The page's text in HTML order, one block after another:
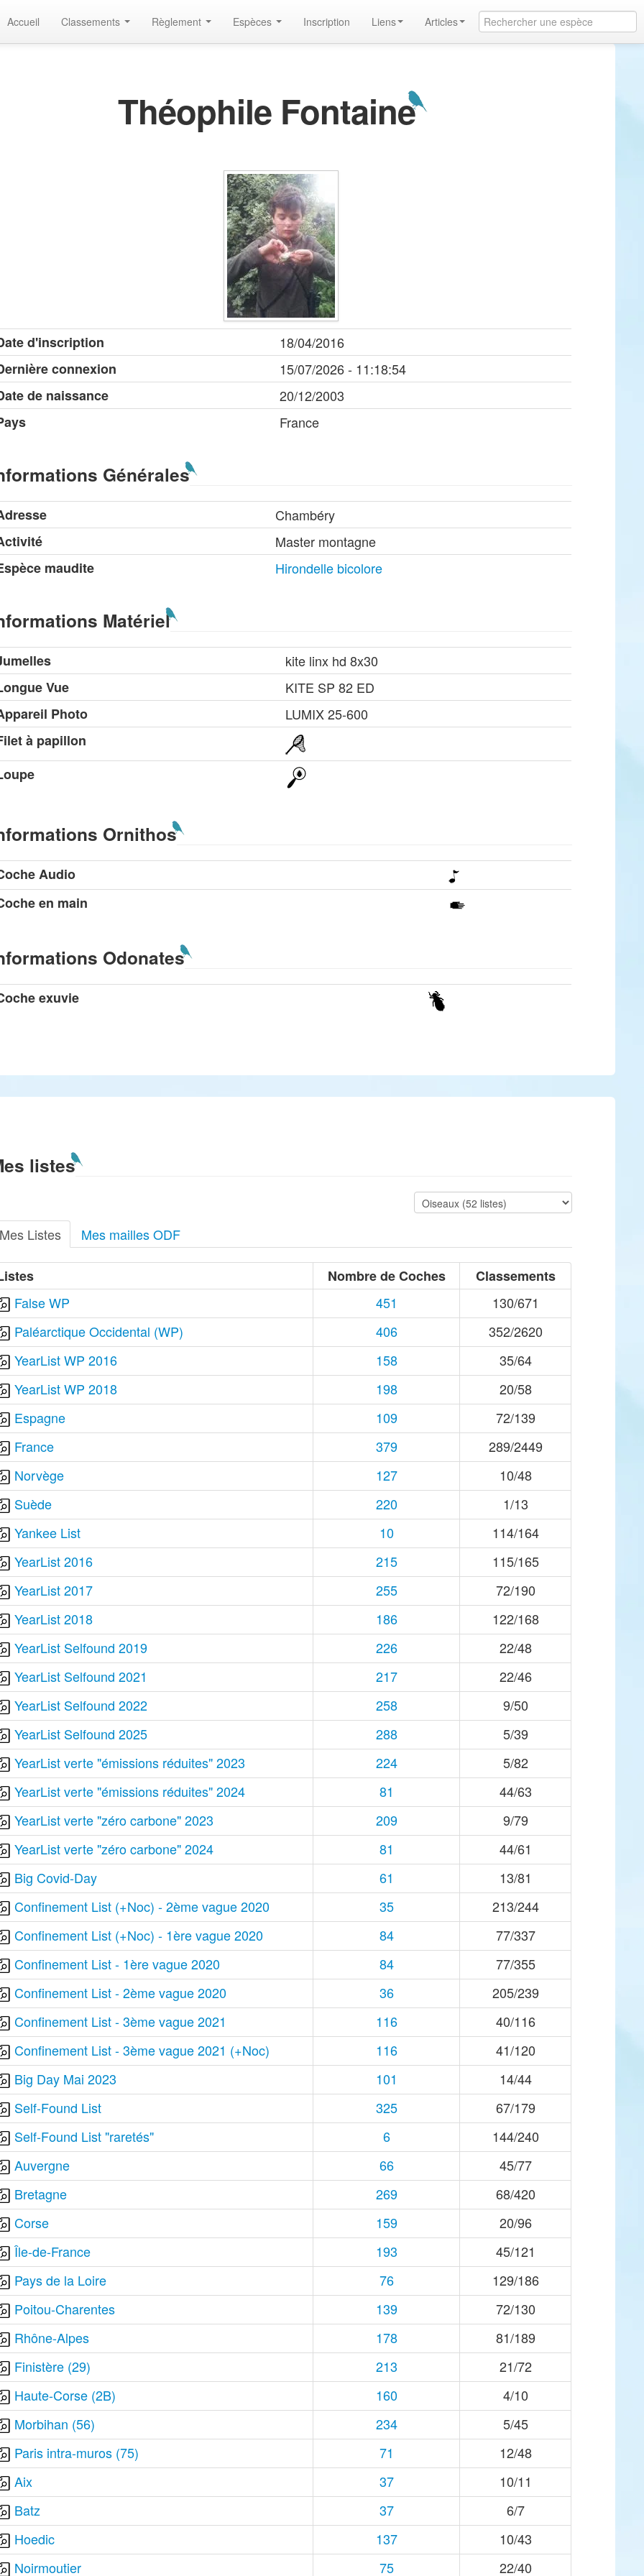
Accueil Classements Règlement Espèces Inscription Liens Articles
Théophile Fontaine
d'inscription
18/04/2016
connexion
15/07/2026 - 11:18:54
de naissance
20/12/2003
France
Générales
Chambéry
Master montagne
maudite
Hirondelle bicolore
Matériel
kite linx hd 8x30
Vue
KITE SP 82 ED
Photo
LUMIX 25-600
à papillon
Ornithos
Audio
en main
Odonates
exuvie
listes
Mes Listes Mes mailles ODF
Nombre de Coches
Classements
False WP
451
130/671
Paléarctique Occidental (WP)
406
352/2620
YearList WP 2016
158
35/64
YearList WP 2018
198
20/58
Espagne
109
72/139
France
379
289/2449
Norvège
127
10/48
Suède
220
1/13
Yankee List
10
114/164
YearList 2016
215
115/165
YearList 2017
255
72/190
YearList 2018
186
122/168
YearList Selfound 2019
226
22/48
YearList Selfound 2021
217
22/46
YearList Selfound 2022
258
9/50
YearList Selfound 2025
288
5/39
YearList verte "émissions réduites" 2023
224
5/82
YearList verte "émissions réduites" 2024
81
44/63
YearList verte "zéro carbone" 2023
209
9/79
YearList verte "zéro carbone" 2024
81
44/61
Big Covid-Day
61
13/81
Confinement List (+Noc) - 2ème vague 2020
35
213/244
Confinement List (+Noc) - 1ère vague 2020
84
77/337
Confinement List - 1ère vague 2020
84
77/355
Confinement List - 2ème vague 2020
36
205/239
Confinement List - 3ème vague 2021
116
40/116
Confinement List - 3ème vague 2021 (+Noc)
116
41/120
Big Day Mai 2023
101
14/44
Self-Found List
325
67/179
Self-Found List "raretés"
6
144/240
Auvergne
66
45/77
Bretagne
269
68/420
Corse
159
20/96
Île-de-France
193
45/121
Pays de la Loire
76
129/186
Poitou-Charentes
139
72/130
Rhône-Alpes
178
81/189
Finistère (29)
213
21/72
Haute-Corse (2B)
160
4/10
Morbihan (56)
234
5/45
Paris intra-muros (75)
71
12/48
Aix
37
10/11
Batz
37
6/7
Hoedic
137
10/43
Noirmoutier
75 22/40